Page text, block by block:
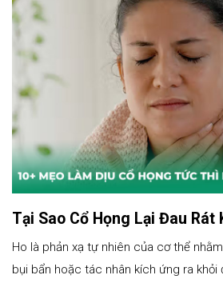
Tại Sao Cổ Họng Lại Đau Rát
Ho là phản xạ tự nhiên của cơ thể
bụi bẩn hoặc tác nhân kích ứng ra khỏi